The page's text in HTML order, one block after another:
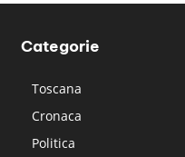
Categorie
Toscana
Cronaca
Politica